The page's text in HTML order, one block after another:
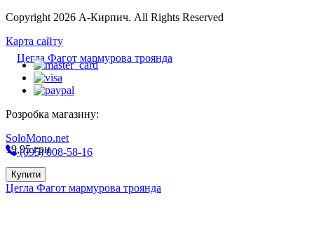
19,95грн
Купити
Цегла Фагот мармурова троянда
Copyright 2026 А-Кирпич. All Rights Reserved
Карта сайту
Розробка магазину:
SoloMono.net
(095) 008-58-16